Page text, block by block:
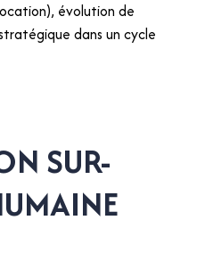
évolution de
dans un cycle
SUR-